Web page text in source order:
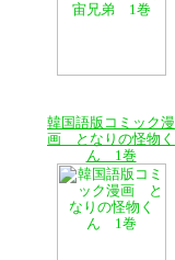
韓国語版コミック漫
画 となりの怪物く
ん 1巻